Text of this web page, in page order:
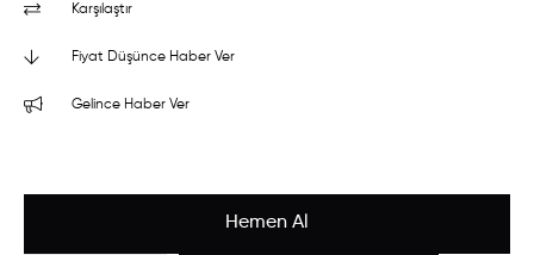
Karşılaştır
Fiyat Düşünce Haber Ver
Gelince Haber Ver